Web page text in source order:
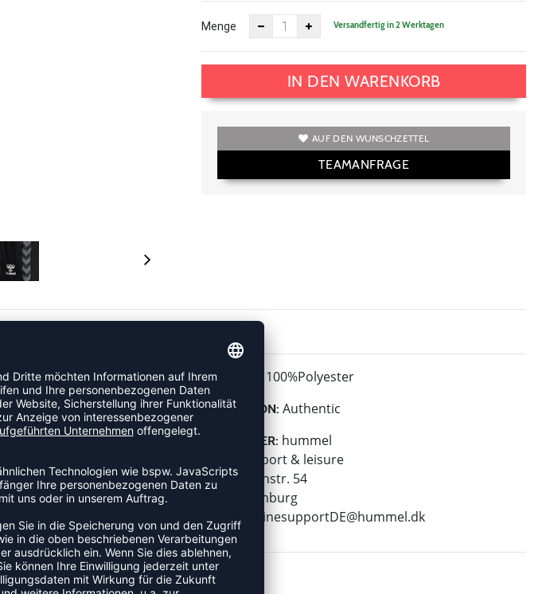
Menge Versandfertig in 2 Werktagen
IN DEN WARENKORB
AUF DEN WUNSCHZETTEL
TEAMANFRAGE
für ein trockenes und
über eine Zugschnur
präsentiert diese hummel
Finish.
MATERIAL: 100%Polyester
KOLLEKTION: Authentic
HERSTELLER: hummel
hummel sport & leisure
Leverkusenstr. 54
22761 Hamburg
E-Mail:
onlinesupportDE@hummel.dk